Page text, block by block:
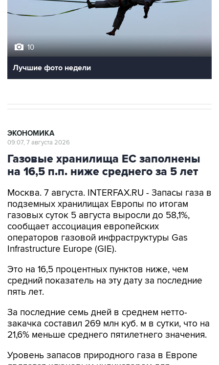
10
Лучшие фото недели
ЭКОНОМИКА
09:07, 7 августа 2026
Газовые хранилища ЕС заполнены
на 16,5 п.п. ниже среднего за 5 лет
Москва. 7 августа. INTERFAX.RU - Запасы газа в
подземных хранилищах Европы по итогам
газовых суток 5 августа выросли до 58,1%,
сообщает ассоциация европейских
операторов газовой инфраструктуры Gas
Infrastructure Europe (GIE).
Это на 16,5 процентных пунктов ниже, чем
средний показатель на эту дату за последние
пять лет.
За последние семь дней в среднем нетто-
закачка составил 269 млн куб. м в сутки, что на
21,6% меньше среднего пятилетнего значения.
Уровень запасов природного газа в Европе